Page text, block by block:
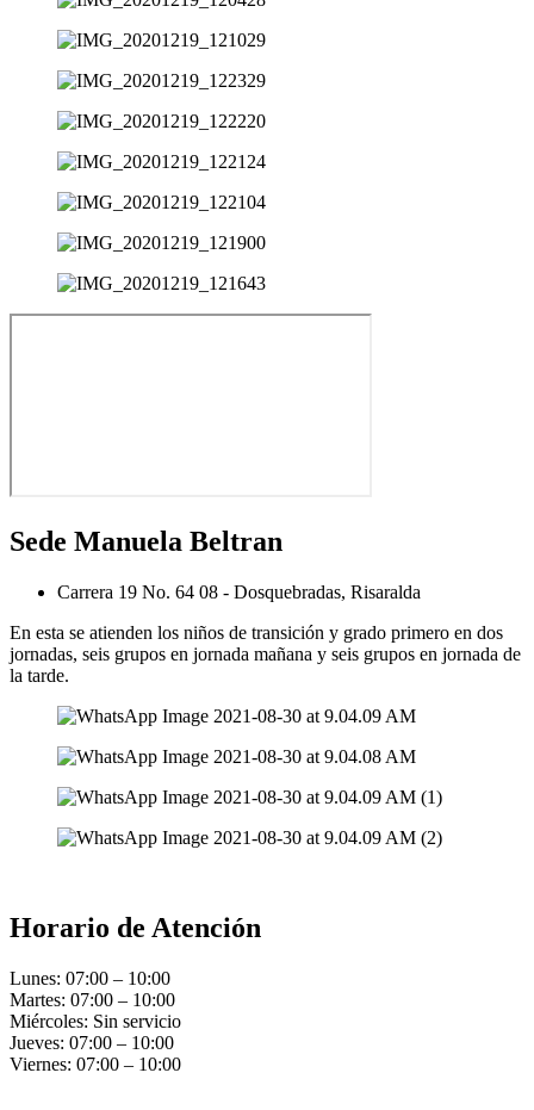
Sede Manuela Beltran
Carrera 19 No. 64 08 - Dosquebradas, Risaralda
En esta se atienden los niños de transición y grado primero en dos
jornadas, seis grupos en jornada mañana y seis grupos en jornada de
la tarde.
Horario de Atención
Lunes: 07:00 – 10:00
Martes: 07:00 – 10:00
Miércoles: Sin servicio
Jueves: 07:00 – 10:00
Viernes: 07:00 – 10:00